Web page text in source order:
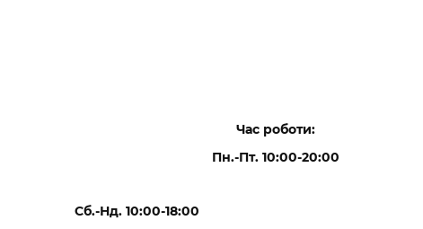
Час роботи:
Пн.-Пт. 10:00-20:00
Сб.-Нд. 10:00-18:00